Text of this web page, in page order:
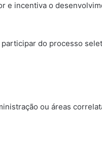
e incentiva o
do processo
ou áreas